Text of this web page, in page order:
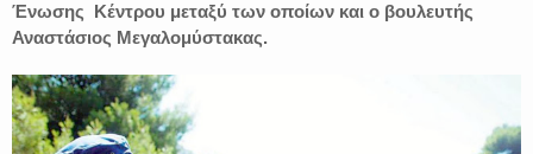
Ένωσης Κέντρου μεταξύ των οποίων και ο βουλευτής
Αναστάσιος Μεγαλομύστακας.